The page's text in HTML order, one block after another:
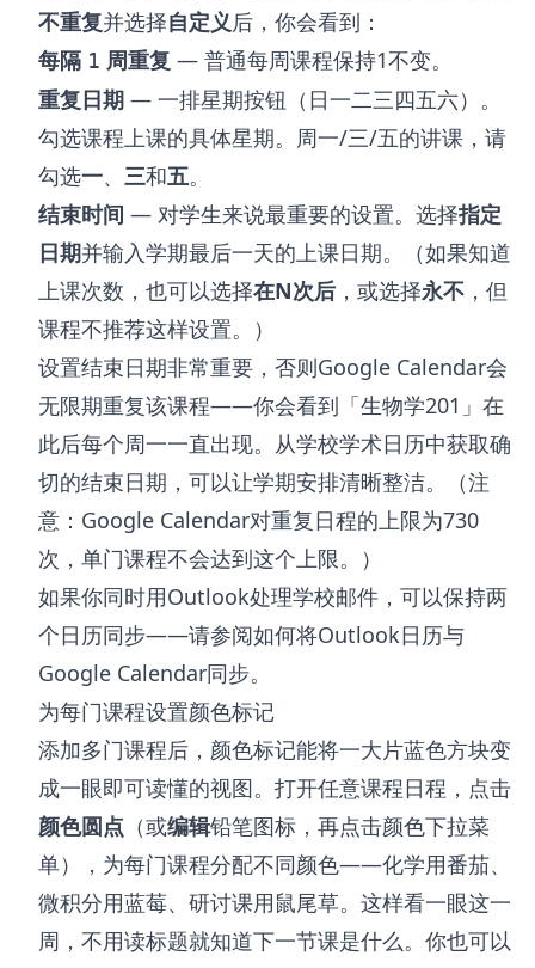
不重复并选择自定义后，你会看到：
每隔 1 周重复 — 普通每周课程保持1不变。
重复日期 — 一排星期按钮（日一二三四五六）。
勾选课程上课的具体星期。周一/三/五的讲课，请
勾选一、 三和五。
结束时间 — 对学生来说最重要的设置。选择指定
日期并输入学期最后一天的上课日期。（如果知道
上课次数，也可以选择在N次后 ，或选择永不 ，但
课程不推荐这样设置。）
设置结束日期非常重要，否则Google Calendar会
无限期重复该课程——你会看到「生物学201」在
此后每个周一一直出现。从学校学术日历中获取确
切的结束日期，可以让学期安排清晰整洁。（注
意：Google Calendar对重复日程的上限为730
次，单门课程不会达到这个上限。）
如果你同时用Outlook处理学校邮件，可以保持两
个日历同步——请参阅如何将Outlook日历与
Google Calendar同步。
为每门课程设置颜色标记
添加多门课程后，颜色标记能将一大片蓝色方块变
成一眼即可读懂的视图。打开任意课程日程，点击
颜色圆点 （或编辑铅笔图标，再点击颜色下拉菜
单），为每门课程分配不同颜色——化学用番茄、
微积分用蓝莓、研讨课用鼠尾草。这样看一眼这一
周，不用读标题就知道下一节课是什么。你也可以